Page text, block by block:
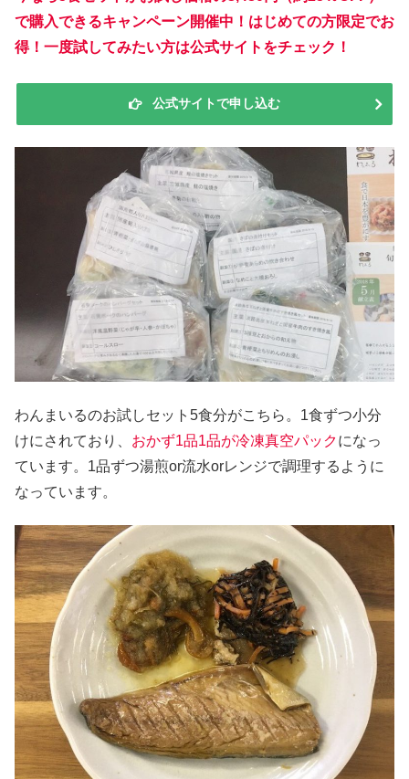
で購入できるキャンペーン開催中！はじめての方限定でお
得！一度試してみたい方は公式サイトをチェック！
公式サイトで申し込む
わんまいるのお試しセット5食分がこちら。1食ずつ小分
けにされており、 おかず1品1品が冷凍真空パックになっ
ています。1品ずつ湯煎or流水orレンジで調理するように
なっています。